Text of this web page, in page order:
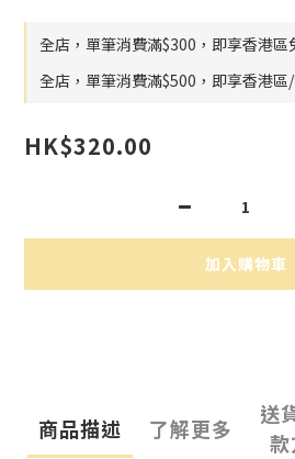
全店，單筆消費滿$300，即享香港區
全店，單筆消費滿$500，即享香港
HK$320.00
加入購物車
商品描述 了解更多
送